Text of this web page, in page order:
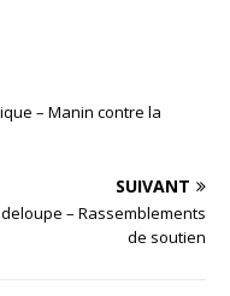
– Manin contre la
SUIVANT
– Rassemblements
de soutien